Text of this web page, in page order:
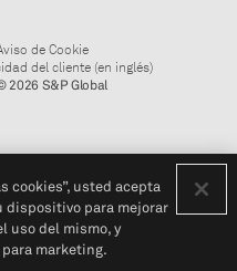
de Cookie
del cliente (en inglés)
2026 S&P Global
cookies”, usted acepta
dispositivo para mejorar
uso del mismo, y
marketing.